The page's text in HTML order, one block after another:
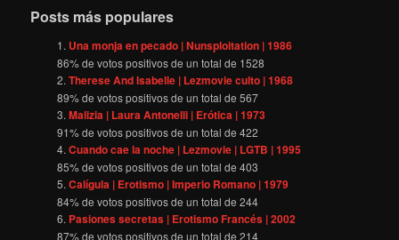
Posts más populares
Una monja en pecado | Nunsploitation | 1986
86% de votos positivos de un total de 1528
Therese And Isabelle | Lezmovie culto | 1968
89% de votos positivos de un total de567
Malizia | Laura Antonelli | Erótica | 1973
91% de votos positivos de un total de422
Cuando cae la noche | Lezmovie | LGTB | 1995
85% de votos positivos de un total de403
Calígula | Erotismo | Imperio Romano | 1979
84% de votos positivos de un total de244
Pasiones secretas | Erotismo Francés | 2002
87% de votos positivos de un total de214